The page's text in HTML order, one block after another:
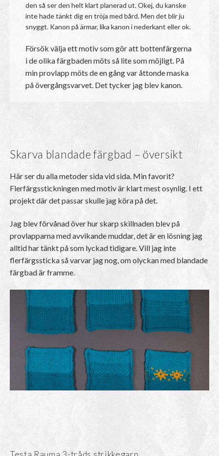
den så ser den helt klart planerad ut. Okej, du kanske
inte hade tänkt dig en tröja med bård. Men det blir ju
snyggt. Kanon på ärmar, lika kanon i nederkant eller ok.
Försök välja ett motiv som gör att bottenfärgerna
i de olika färgbaden möts så lite som möjligt. På
min provlapp möts de en gång var åttonde maska
på övergångsvarvet. Det tycker jag blev kanon.
Skarva blandade färgbad – översikt
Här ser du alla metoder sida vid sida. Min favorit?
Flerfärgsstickningen med motiv är klart mest osynlig. I ett
projekt där det passar skulle jag köra på det.
Jag blev förvånad över hur skarp skillnaden blev på
provlapparna med avvikande muddar, det är en lösning jag
alltid har tänkt på som lyckad tidigare. Vill jag inte
flerfärgssticka så varvar jag nog, om olyckan med blandade
färgbad är framme.